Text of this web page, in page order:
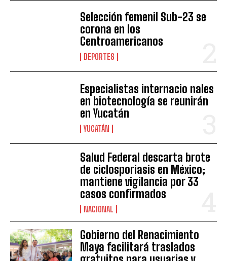
Selección femenil Sub-23 se
corona en los
Centroamericanos
DEPORTES
Especialistas internacio nales
en biotecnología se reunirán
en Yucatán
YUCATÁN
Salud Federal descarta brote
de ciclosporiasis en México;
mantiene vigilancia por 33
casos confirmados
NACIONAL
Gobierno del Renacimiento
Maya facilitará traslados